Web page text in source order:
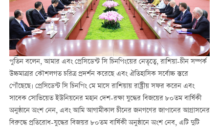
পুতিন বলেন, আমার এবং প্রেসিডেন্ট সি চিনপিংয়ের নেতৃত্বে, রাশিয়া-চীন সম্পর্ক
উচ্চমাত্রার কৌশলগত চরিত্র প্রদর্শন করেছে এবং ঐতিহাসিক সর্বোচ্চ স্তরে
পৌঁছেছে। প্রেসিডেন্ট সি চিনপিং মে মাসে রাশিয়ায় রাষ্ট্রীয় সফর করেন এবং
সাবেক সোভিয়েত ইউনিয়নের মহান দেশ-রক্ষা যুদ্ধের বিজয়ের ৮০তম বার্ষিকী
অনুষ্ঠানে অংশ নেন, এবং আমি আগামীকাল চীনের জনগণের জাপানের আগ্রাসনের
বিরুদ্ধে প্রতিরোধ-যুদ্ধের বিজয়র ৮০তম বার্ষিকী অনুষ্ঠানে অংশ নেব, এটি দুটি